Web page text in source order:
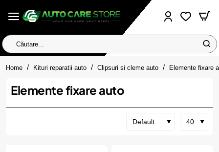
Căutare...
Home homeKituri reparatii auto Clipsuri si cleme auto Elemente fixare
Elemente fixare auto